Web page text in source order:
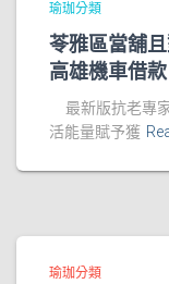
瑜珈分類
苓雅區當舖
高雄機車借款
最新版抗老專
活能量賦予獲
瑜珈分類